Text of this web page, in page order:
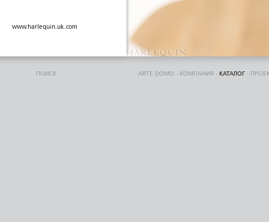
www.harlequin.uk.com
ПОИСК ARTE DOMO - КОМПАНИЯ - КАТАЛОГ -